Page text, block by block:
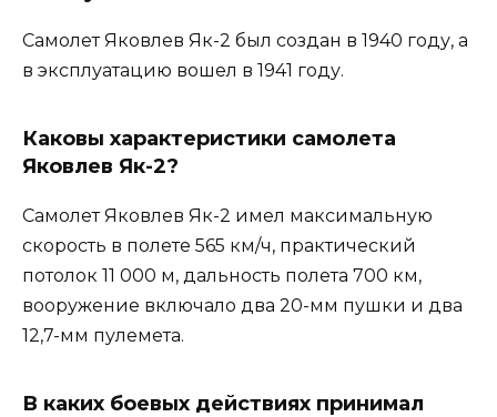
Самолет Яковлев Як-2 был создан в 1940 году, а
в эксплуатацию вошел в 1941 году.
Каковы характеристики самолета
Яковлев Як-2?
Самолет Яковлев Як-2 имел максимальную
скорость в полете 565 км/ч, практический
потолок 11 000 м, дальность полета 700 км,
вооружение включало два 20-мм пушки и два
12,7-мм пулемета.
В каких боевых действиях принимал